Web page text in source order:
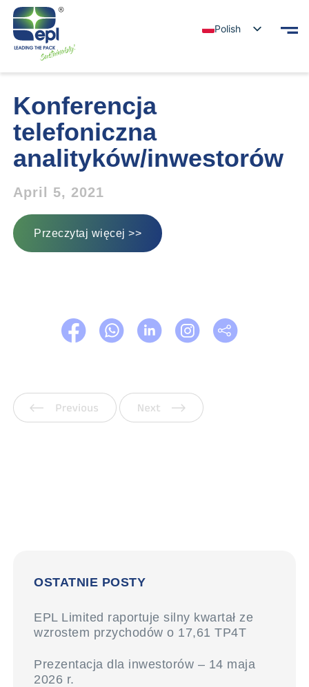
Polish
Konferencja
telefoniczna
analityków/inwestorów
April 5, 2021
Przeczytaj więcej >>
Poprzedni
OSTATNIE POSTY
EPL Limited raportuje silny kwartał ze
wzrostem przychodów o 17,61 TP4T
Prezentacja dla inwestorów – 14 maja
2026 r.